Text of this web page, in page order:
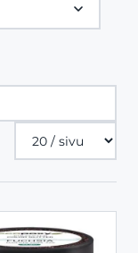
Tuotteita
sivulla